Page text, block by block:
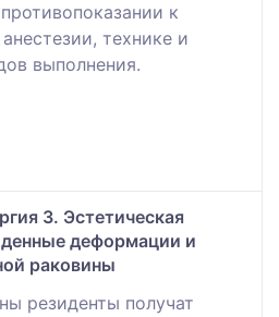
к
технике и
выполнения.
3. Эстетическая
деформации и
раковины
резиденты получат